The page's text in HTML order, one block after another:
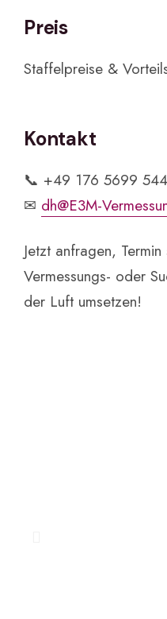
Preis
Staffelpreise &
Kontakt
📞 +49 176 5699
✉ dh@E3M-
Jetzt anfragen,
Vermessungs- oder
der Luft umsetzen!